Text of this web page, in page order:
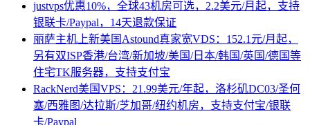
justvps优惠10%，全球43机房可选，2.2美元/月起，支持
银联卡/Paypal，14天退款保证
丽萨主机上新美国Astound真家宽VDS：152.1元/月起，
另有双ISP香港/台湾/新加坡/美国/日本/韩国/英国/德国等
住宅TK服务器，支持支付宝
RackNerd美国VPS：21.99美元/年起，洛杉矶DC03/圣何
塞/西雅图/达拉斯/芝加哥/纽约机房，支持支付宝/银联
卡/Paypal